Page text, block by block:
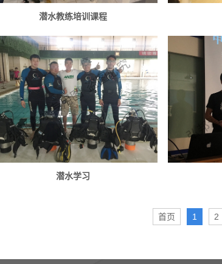
潜水教练培训课程
潜水学习
首页 1 2